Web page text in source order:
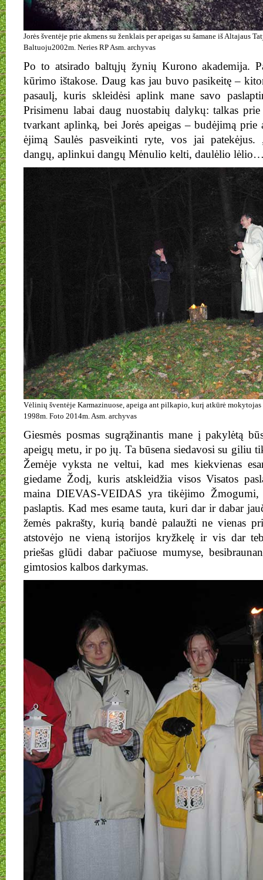
Jorės šventėje prie akmens su ženklais per apeigas su šamane iš Altajaus
Baltuoju2002m. Neries RP Asm. archyvas
Po to atsirado baltųjų žynių Kurono akademija.
kūrimo ištakose. Daug kas jau buvo pasikeitę –
pasaulį, kuris skleidėsi aplink mane savo
Prisimenu labai daug nuostabių dalykų: talkas
tvarkant aplinką, bei Jorės apeigas – budėjimą
ėjimą Saulės pasveikinti ryte, vos jai patekėjus.
dangų, aplinkui dangų Mėnulio kelti, daulėlio
Vėlinių šventėje Karmazinuose, apeiga ant pilkapio, kurį atkūrė
1998m. Foto 2014m. Asm. archyvas
Giesmės posmas sugrąžinantis mane į pakylėtą
apeigų metu, ir po jų. Ta būsena siedavosi su giliu
Žemėje vyksta ne veltui, kad mes kiekvienas
giedame Žodį, kuris atskleidžia visos Visatos
maina DIEVAS-VEIDAS yra tikėjimo
paslaptis. Kad mes esame tauta, kuri dar ir dabar
žemės pakrašty, kurią bandė palaužti ne vienas
atstovėjo ne vieną istorijos kryžkelę ir vis dar
priešas glūdi dabar pačiuose mumyse,
gimtosios kalbos darkymas.